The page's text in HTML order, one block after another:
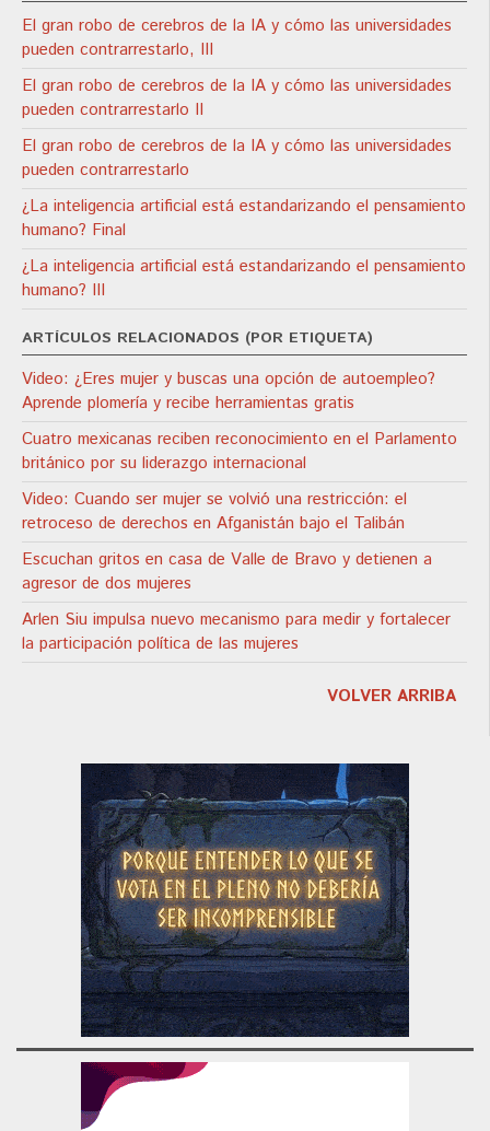
El gran robo de cerebros de la IA y cómo las universidades
pueden contrarrestarlo, III
El gran robo de cerebros de la IA y cómo las universidades
pueden contrarrestarlo II
El gran robo de cerebros de la IA y cómo las universidades
pueden contrarrestarlo
¿La inteligencia artificial está estandarizando el pensamiento
humano? Final
¿La inteligencia artificial está estandarizando el pensamiento
humano? III
ARTÍCULOS RELACIONADOS (POR ETIQUETA)
Video: ¿Eres mujer y buscas una opción de autoempleo?
Aprende plomería y recibe herramientas gratis
Cuatro mexicanas reciben reconocimiento en el Parlamento
británico por su liderazgo internacional
Video: Cuando ser mujer se volvió una restricción: el
retroceso de derechos en Afganistán bajo el Talibán
Escuchan gritos en casa de Valle de Bravo y detienen a
agresor de dos mujeres
Arlen Siu impulsa nuevo mecanismo para medir y fortalecer
la participación política de las mujeres
VOLVER ARRIBA